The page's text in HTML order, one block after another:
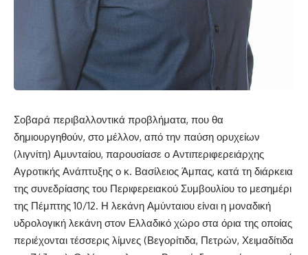
Σοβαρά περιβαλλοντικά προβλήματα, που θα
δημιουργηθούν, στο μέλλον, από την παύση ορυχείων
(λιγνίτη) Αμυνταίου, παρουσίασε ο Αντιπεριφερειάρχης
Αγροτικής Ανάπτυξης ο κ. Βασίλειος Άμπας, κατά τη διάρκεια
της συνεδρίασης του Περιφερειακού Συμβουλίου το μεσημέρι
της Πέμπτης 10/12. Η λεκάνη Αμύνταιου είναι η μοναδική
υδρολογική λεκάνη στον Ελλαδικό χώρο στα όρια της οποίας
περιέχονται τέσσερις λίμνες (Βεγορίτιδα, Πετρών, Χειμαδίτιδα